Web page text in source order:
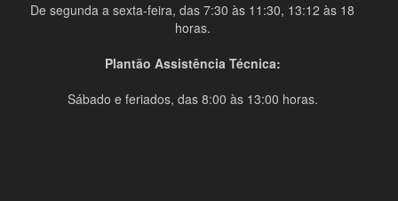
De segunda a sexta-feira, das 7:30 às 11:30, 13:12 às 18
horas.
Plantão Assistência Técnica:
Sábado e feriados, das 8:00 às 13:00 horas.